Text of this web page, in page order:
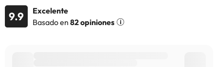
9.9
Excelente
Basado en 82 opiniones